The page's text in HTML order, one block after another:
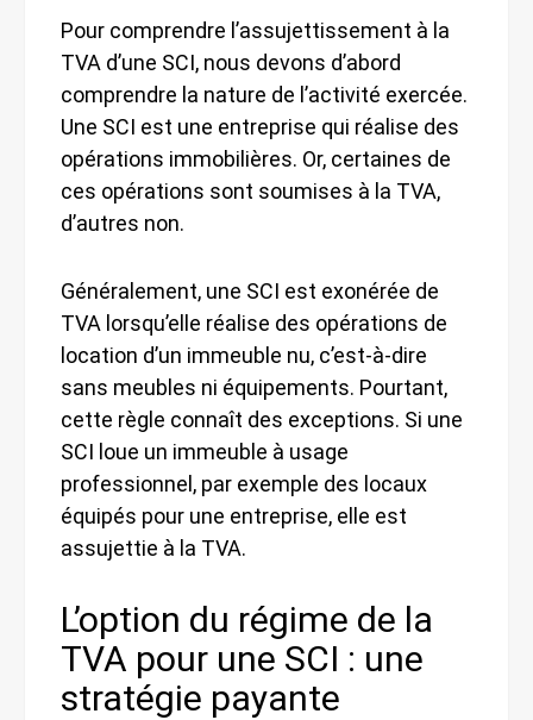
Pour comprendre l’assujettissement à la
TVA d’une SCI, nous devons d’abord
comprendre la nature de l’activité exercée.
Une SCI est une entreprise qui réalise des
opérations immobilières. Or, certaines de
ces opérations sont soumises à la TVA,
d’autres non.
Généralement, une SCI est exonérée de
TVA lorsqu’elle réalise des opérations de
location d’un immeuble nu, c’est-à-dire
sans meubles ni équipements. Pourtant,
cette règle connaît des exceptions. Si une
SCI loue un immeuble à usage
professionnel, par exemple des locaux
équipés pour une entreprise, elle est
assujettie à la TVA.
L’option du régime de la
TVA pour une SCI : une
stratégie payante